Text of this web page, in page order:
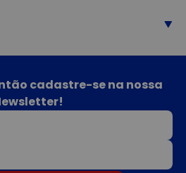
cadastre-se na nossa